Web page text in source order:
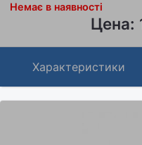
Цена:
Немає в наявності
Характеристики